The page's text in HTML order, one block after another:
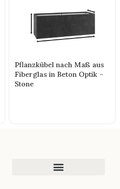
Pflanzkübel nach Maß aus
Fiberglas in Beton Optik –
Stone